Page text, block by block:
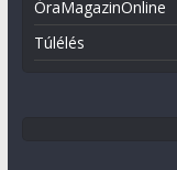
ÓraMagazinOnline
Túlélés